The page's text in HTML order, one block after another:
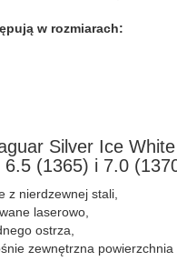
w rozmiarach:
Silver Ice
(1365) i 7.0
z nierdzewnej stali,
laserowo,
ostrza,
zewnętrzna